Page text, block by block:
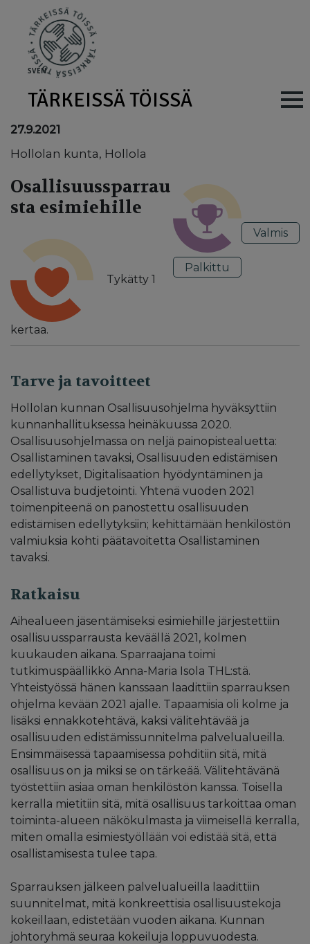
SVEN
TÄRKEISSÄ TÖISSÄ Main
27.9.2021
Hollolan kunta, Hollola
Osallisuussparrau
sta esimiehille
Tykätty 1
kertaa.
Palkittu
Valmis
Tarve ja tavoitteet
Hollolan kunnan Osallisuusohjelma hyväksyttiin
kunnanhallituksessa heinäkuussa 2020.
Osallisuusohjelmassa on neljä painopistealuetta:
Osallistaminen tavaksi, Osallisuuden edistämisen
edellytykset, Digitalisaation hyödyntäminen ja
Osallistuva budjetointi. Yhtenä vuoden 2021
toimenpiteenä on panostettu osallisuuden
edistämisen edellytyksiin; kehittämään henkilöstön
valmiuksia kohti päätavoitetta Osallistaminen
tavaksi.
Ratkaisu
Aihealueen jäsentämiseksi esimiehille järjestettiin
osallisuussparrausta keväällä 2021, kolmen
kuukauden aikana. Sparraajana toimi
tutkimuspäällikkö Anna-Maria Isola THL:stä.
Yhteistyössä hänen kanssaan laadittiin sparrauksen
ohjelma kevään 2021 ajalle. Tapaamisia oli kolme ja
lisäksi ennakkotehtävä, kaksi välitehtävää ja
osallisuuden edistämissunnitelma palvelualueilla.
Ensimmäisessä tapaamisessa pohditiin sitä, mitä
osallisuus on ja miksi se on tärkeää. Välitehtävänä
työstettiin asiaa oman henkilöstön kanssa. Toisella
kerralla mietitiin sitä, mitä osallisuus tarkoittaa oman
toiminta-alueen näkökulmasta ja viimeisellä kerralla,
miten omalla esimiestyöllään voi edistää sitä, että
osallistamisesta tulee tapa.
Sparrauksen jälkeen palvelualueilla laadittiin
suunnitelmat, mitä konkreettisia osallisuustekoja
kokeillaan, edistetään vuoden aikana. Kunnan
johtoryhmä seuraa kokeiluja loppuvuodesta.